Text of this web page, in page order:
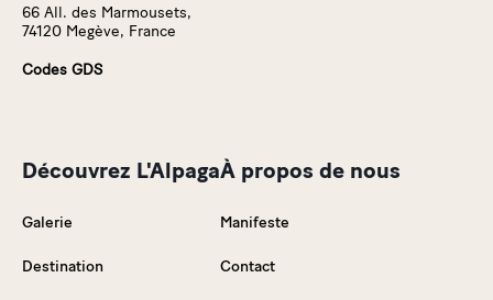
66 All. des Marmousets,
74120 Megève, France
Codes GDS
Découvrez L'Alpaga
Galerie
Destination
À propos de nous
Manifeste
Contact